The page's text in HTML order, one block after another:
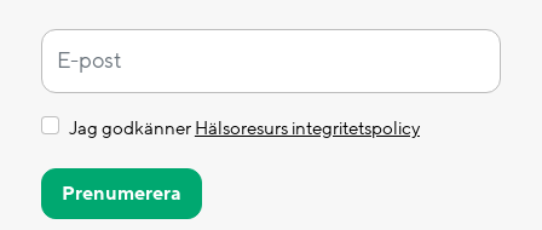
Jag godkänner Hälsoresurs integritetspolicy
Prenumerera